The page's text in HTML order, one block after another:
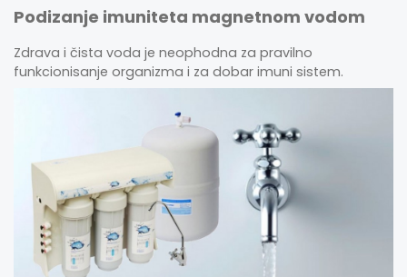
Podizanje imuniteta magnetnom vodom
Zdrava i čista voda je neophodna za pravilno
funkcionisanje organizma i za dobar imuni sistem.